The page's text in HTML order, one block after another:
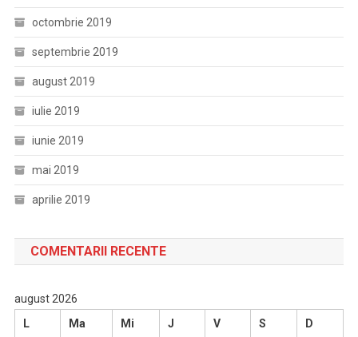
octombrie 2019
septembrie 2019
august 2019
iulie 2019
iunie 2019
mai 2019
aprilie 2019
COMENTARII RECENTE
august 2026
L
Ma Mi J V S D